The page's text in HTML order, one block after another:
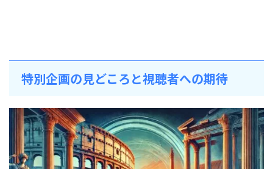
特別企画の見どころと視聴者への期待